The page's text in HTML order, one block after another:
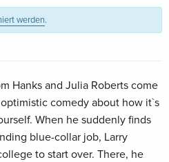
EUR 22,49
EUR 22,49
vergriffen
werden.
Hanks and Julia Roberts come
comedy about how it`s
When he suddenly finds
blue-collar job, Larry
to start over. There, he